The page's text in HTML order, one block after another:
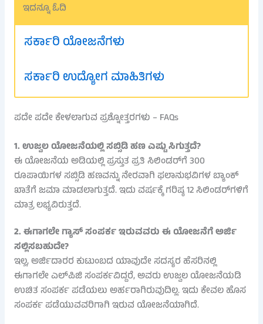
ಇದನ್ನೂ ಓದಿ
ಸರ್ಕಾರಿ ಯೋಜನೆಗಳು
ಸರ್ಕಾರಿ ಉದ್ಯೋಗ ಮಾಹಿತಿಗಳು
ಪದೇ ಪದೇ ಕೇಳಲಾಗುವ ಪ್ರಶ್ನೋತ್ತರಗಳು – FAQs
1. ಉಜ್ವಲ ಯೋಜನೆಯಲ್ಲಿ ಸಬ್ಸಿಡಿ ಹಣ ಎಷ್ಟು ಸಿಗುತ್ತದೆ?
ಈ ಯೋಜನೆಯ ಅಡಿಯಲ್ಲಿ ಪ್ರಸ್ತುತ ಪ್ರತಿ ಸಿಲಿಂಡರ್‌ಗೆ 300
ರೂಪಾಯಿಗಳ ಸಬ್ಸಿಡಿ ಹಣವನ್ನು ನೇರವಾಗಿ ಫಲಾನುಭವಿಗಳ ಬ್ಯಾಂಕ್
ಖಾತೆಗೆ ಜಮಾ ಮಾಡಲಾಗುತ್ತದೆ. ಇದು ವರ್ಷಕ್ಕೆ ಗರಿಷ್ಠ 12 ಸಿಲಿಂಡರ್‌ಗಳಿಗೆ
ಮಾತ್ರ ಲಭ್ಯವಿರುತ್ತದೆ.
2. ಈಗಾಗಲೇ ಗ್ಯಾಸ್ ಸಂಪರ್ಕ ಇರುವವರು ಈ ಯೋಜನೆಗೆ ಅರ್ಜಿ
ಸಲ್ಲಿಸಬಹುದೇ?
ಇಲ್ಲ, ಅರ್ಜಿದಾರರ ಕುಟುಂಬದ ಯಾವುದೇ ಸದಸ್ಯರ ಹೆಸರಿನಲ್ಲಿ
ಈಗಾಗಲೇ ಎಲ್‌ಪಿಜಿ ಸಂಪರ್ಕವಿದ್ದರೆ, ಅವರು ಉಜ್ವಲ ಯೋಜನೆಯಡಿ
ಉಚಿತ ಸಂಪರ್ಕ ಪಡೆಯಲು ಅರ್ಹರಾಗಿರುವುದಿಲ್ಲ. ಇದು ಕೇವಲ ಹೊಸ
ಸಂಪರ್ಕ ಪಡೆಯುವವರಿಗಾಗಿ ಇರುವ ಯೋಜನೆಯಾಗಿದೆ.